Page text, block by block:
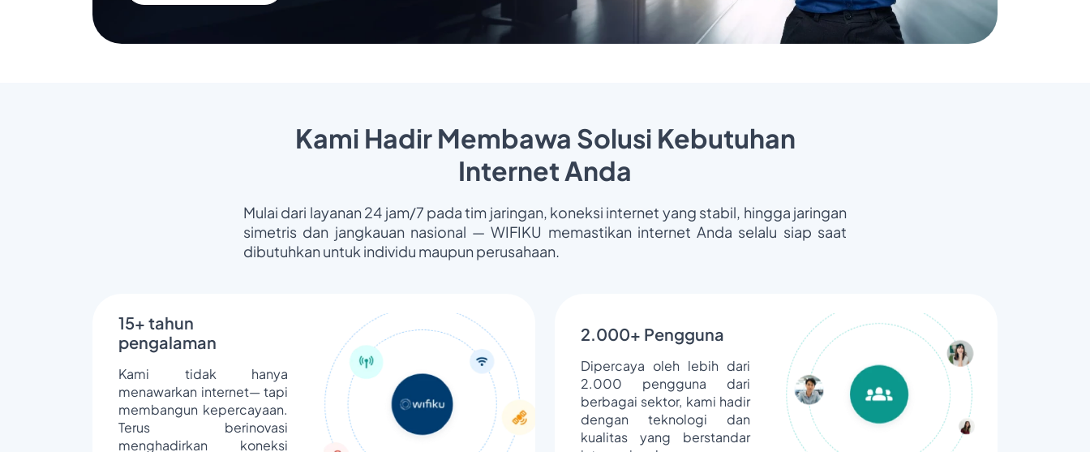
Kami Hadir Membawa Solusi Kebutuhan
Internet Anda
Mulai dari layanan 24 jam/7 pada tim jaringan, koneksi internet yang stabil, hingga jaringan
simetris dan jangkauan nasional — WIFIKU memastikan internet Anda selalu siap saat
dibutuhkan untuk individu maupun perusahaan.
15+ tahun
pengalaman
Kami tidak hanya
menawarkan internet— tapi
membangun kepercayaan.
Terus berinovasi
menghadirkan koneksi
2.000+ Pengguna
Dipercaya oleh lebih dari
2.000 pengguna dari
berbagai sektor, kami hadir
dengan teknologi dan
kualitas yang berstandar